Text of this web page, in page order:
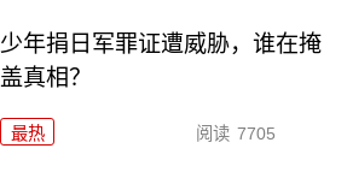
少年捐日军罪证遭威胁，谁在掩
盖真相？
最热 阅读 7705